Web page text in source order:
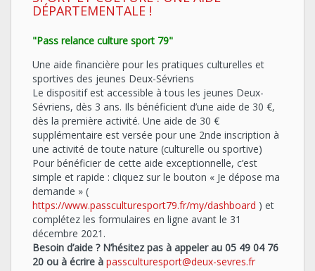
DÉPARTEMENTALE !
"Pass relance culture sport 79"
Une aide financière pour les pratiques culturelles et
sportives des jeunes Deux-Sévriens
Le dispositif est accessible à tous les jeunes Deux-
Sévriens, dès 3 ans. Ils bénéficient d’une aide de 30 €,
dès la première activité. Une aide de 30 €
supplémentaire est versée pour une 2nde inscription à
une activité de toute nature (culturelle ou sportive)
Pour bénéficier de cette aide exceptionnelle, c’est
simple et rapide : cliquez sur le bouton « Je dépose ma
demande » (
https://www.passculturesport79.fr/my/dashboard ) et
complétez les formulaires en ligne avant le 31
décembre 2021.
Besoin d’aide ? N’hésitez pas à appeler au 05 49 04 76
20 ou à écrire à passculturesport@deux-sevres.fr